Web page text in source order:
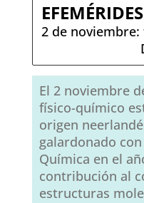
2 de
El 2 noviembre
físico-químico
origen
galardonado
Química en el
contribución al
estructuras